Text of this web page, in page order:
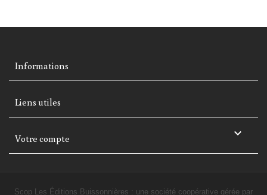
Informations
Liens utiles
Votre compte 
Scop Les Éditions Buissonnières : une société coopérative gérée par